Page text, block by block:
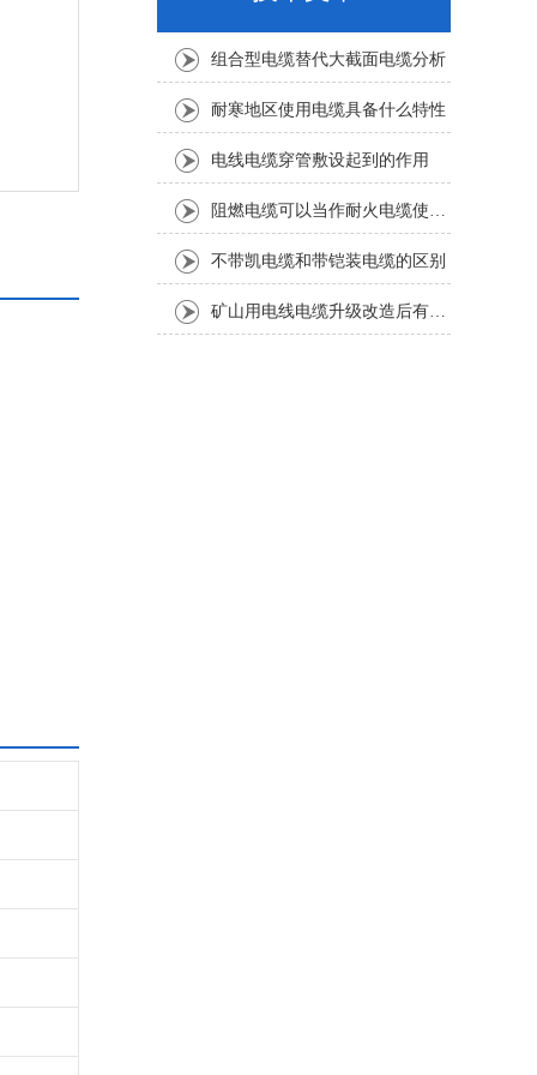
组合型电缆替代大截面电缆分析
耐寒地区使用电缆具备什么特性
电线电缆穿管敷设起到的作用
阻燃电缆可以当作耐火电缆使用吗
不带凯电缆和带铠装电缆的区别
矿山用电线电缆升级改造后有哪些